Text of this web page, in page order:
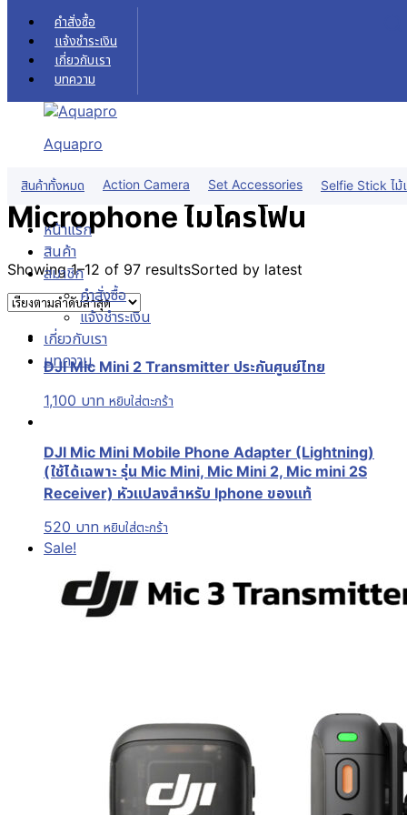
Skip to content
คำสั่งซื้อ
แจ้งชำระเงิน
เกี่ยวกับเรา
บทความ
Aquapro
สินค้าทั้งหมด Action Camera Set Accessories Selfie Stick ไม้
หน้าแรก
สินค้า
สมาชิก
คำสั่งซื้อ
แจ้งชำระเงิน
เกี่ยวกับเรา
บทความ
Microphone ไมโครโฟน
หน้าแรก สินค้า Microphone ไมโครโฟน
Microphone ไมโครโฟน
Showing 1–12 of 97 resultsSorted by latest
DJI Mic Mini 2 Transmitter ประกันศูนย์ไทย
1,100 บาท หยิบใส่ตะกร้า
DJI Mic Mini Mobile Phone Adapter (Lightning)
(ใช้ได้เฉพาะ รุ่น Mic Mini, Mic Mini 2, Mic mini 2S
Receiver) หัวแปลงสำหรับ Iphone ของแท้
520 บาท หยิบใส่ตะกร้า
Sale!